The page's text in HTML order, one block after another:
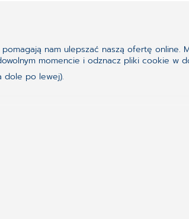
nam ulepszać naszą ofertę online.
momencie i odznacz pliki cookie w
dole po lewej).